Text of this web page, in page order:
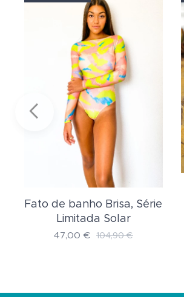
Fato de banho Brisa, Série
Limitada Solar
47,00 € 104,90€